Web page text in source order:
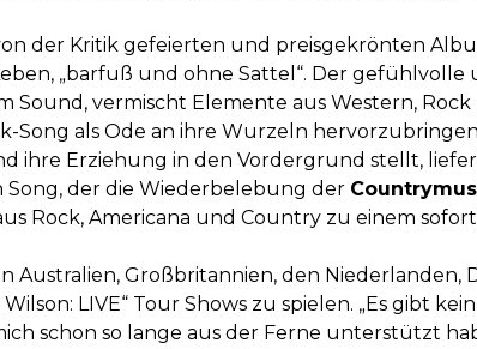
der Kritik gefeierten und preisgekrönten
„barfuß und ohne Sattel“. Der gefühlvolle
vermischt Elemente aus Western, Rock
als Ode an ihre Wurzeln
ihre Erziehung in den Vordergrund stellt,
der die Wiederbelebung der
Rock, Americana und Country zu einem
Australien, Großbritannien, den Niederlanden,
LIVE“ Tour Shows zu spielen. „Es gibt
schon so lange aus der Ferne unterstützt